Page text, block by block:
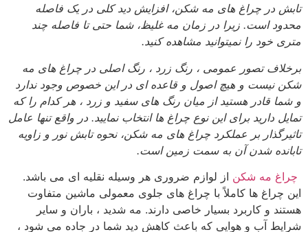
تابش در چراغ های مه شکن، افزایش دید کلی در یک فاصله
محدود است. زیرا در زمان مه غلیظ، شما حتی تا فاصله چند
متری خود را نمیتوانید مشاهده کنید.
برخلاف تصور عمومی ، رنگ زرد ، رنگ اصلی در چراغ های مه
شکن نیست و هیچ اصول و قاعده ای در این خصوص وجود ندارد
و شما قادر هستید از میان رنگ های سفید و زرد ، هر کدام را که
تمایل دارید برای این نوع چراغ ها انتخاب نمایید. در واقع تنها عامل
تاثیرگذار بر عملکرد چراغ های مه شکن، نحوه تابش نور و زاویه
تابانده شدن آن به سمت زمین است.
چراغ مه شکن از لوازم ضروری هر وسیله نقلیه ای می باشد.
این چراغ ها کاملاً با چراغ های جلوی معمولی ماشین متفاوت
هستند و کاربرد بسیار خاصی دارند. مه شدید ، باران و سایر
شرایط آب و هوایی که باعث کاهش دید شما در جاده می شود ،